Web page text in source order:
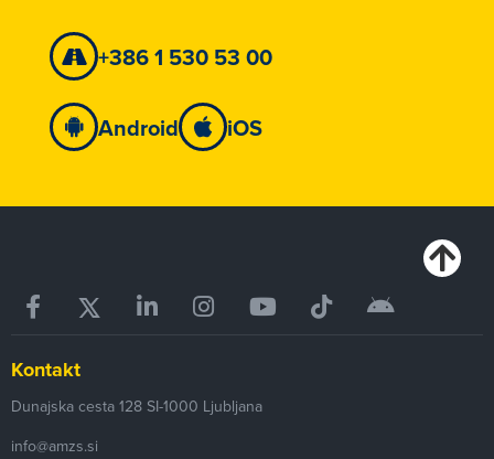
+386 1 530 53 00
Android iOS
Kontakt
Dunajska cesta 128 SI-1000 Ljubljana
info@amzs.si